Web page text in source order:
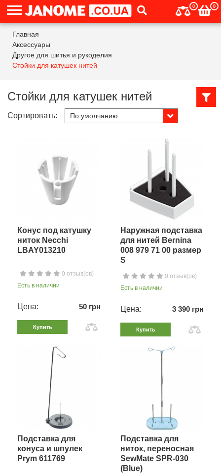
0 0
Главная
Аксессуары
Другое для шитья и рукоделия
Стойки для катушек нитей
Стойки для катушек нитей
Сортировать:
Конус под катушку
ниток Necchi
LBAY013210
0 отзыв(ов)
Есть в наличии
Цена: 50 грн
Купить
Наружная подставка
для нитей Bernina
008 979 71 00 размер
S
0 отзыв(ов)
Есть в наличии
Цена: 3 390 грн
Купить
Подставка для
конуса и шпулек
Prym 611769
Подставка для
ниток, переносная
SewMate SPR-030
(Blue)